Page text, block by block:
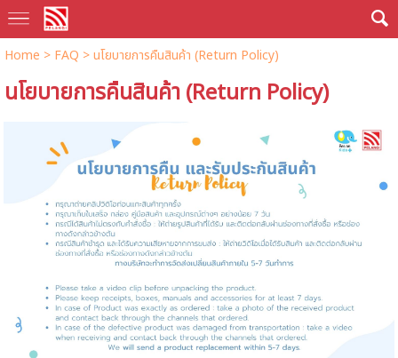
Home > FAQ >นโยบายการคืนสินค้า (Return Policy)
นโยบายการคืนสินค้า (Return Policy)